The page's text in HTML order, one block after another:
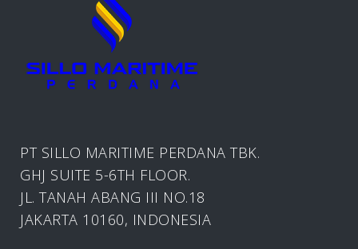
PT SILLO MARITIME PERDANA TBK.
GHJ SUITE 5-6TH FLOOR.
JL. TANAH ABANG III NO.18
JAKARTA 10160, INDONESIA